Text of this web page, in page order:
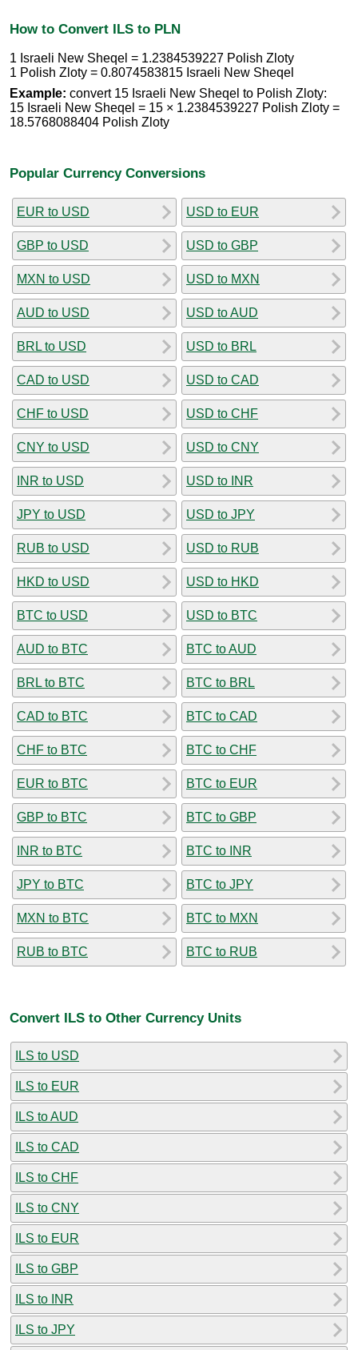
How to Convert ILS to PLN
1 Israeli New Sheqel = 1.2384539227 Polish Zloty
1 Polish Zloty = 0.8074583815 Israeli New Sheqel
Example: convert 15 Israeli New Sheqel to Polish Zloty:
15 Israeli New Sheqel = 15 × 1.2384539227 Polish Zloty =
18.5768088404 Polish Zloty
Popular Currency Conversions
EUR to USD
GBP to USD
MXN to USD
AUD to USD
BRL to USD
CAD to USD
CHF to USD
CNY to USD
INR to USD
JPY to USD
RUB to USD
HKD to USD
BTC to USD
AUD to BTC
BRL to BTC
CAD to BTC
CHF to BTC
EUR to BTC
GBP to BTC
INR to BTC
JPY to BTC
MXN to BTC
RUB to BTC
USD to EUR
USD to GBP
USD to MXN
USD to AUD
USD to BRL
USD to CAD
USD to CHF
USD to CNY
USD to INR
USD to JPY
USD to RUB
USD to HKD
USD to BTC
BTC to AUD
BTC to BRL
BTC to CAD
BTC to CHF
BTC to EUR
BTC to GBP
BTC to INR
BTC to JPY
BTC to MXN
BTC to RUB
Convert ILS to Other Currency Units
ILS to USD
ILS to EUR
ILS to AUD
ILS to CAD
ILS to CHF
ILS to CNY
ILS to EUR
ILS to GBP
ILS to INR
ILS to JPY